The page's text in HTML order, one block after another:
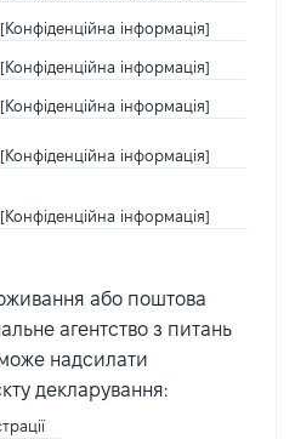
[Конфіденційна інформація]
[Конфіденційна інформація]
[Конфіденційна інформація]
[Конфіденційна інформація]
[Конфіденційна інформація]
або поштова
агентство з питань
може надсилати
декларування: